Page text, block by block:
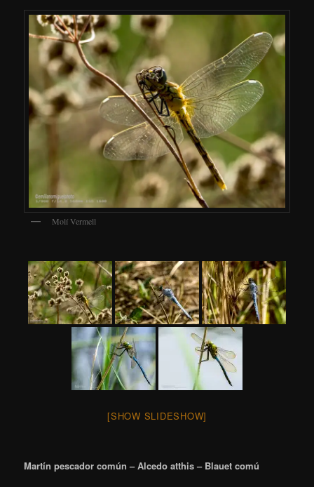
Molí Vermell
[SHOW SLIDESHOW]
Martín pescador común – Alcedo atthis – Blauet comú